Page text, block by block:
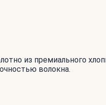
из премиального
волокна.